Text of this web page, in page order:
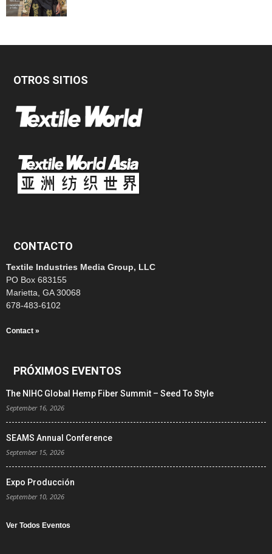
OTROS SITIOS
CONTACTO
Textile Industries Media Group, LLC
PO Box 683155
Marietta, GA 30068
678-483-6102
Contact »
PRÓXIMOS EVENTOS
The NIHC Global Hemp Fiber Summit – Seed To Style
September 16, 2026
SEAMS Annual Conference
September 15, 2026
Expo Producción
September 10, 2026
Ver Todos Eventos